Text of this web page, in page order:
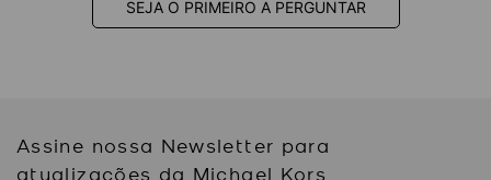
SEJA O PRIMEIRO A PERGUNTAR
Assine nossa Newsletter para
atualizações da Michael Kors